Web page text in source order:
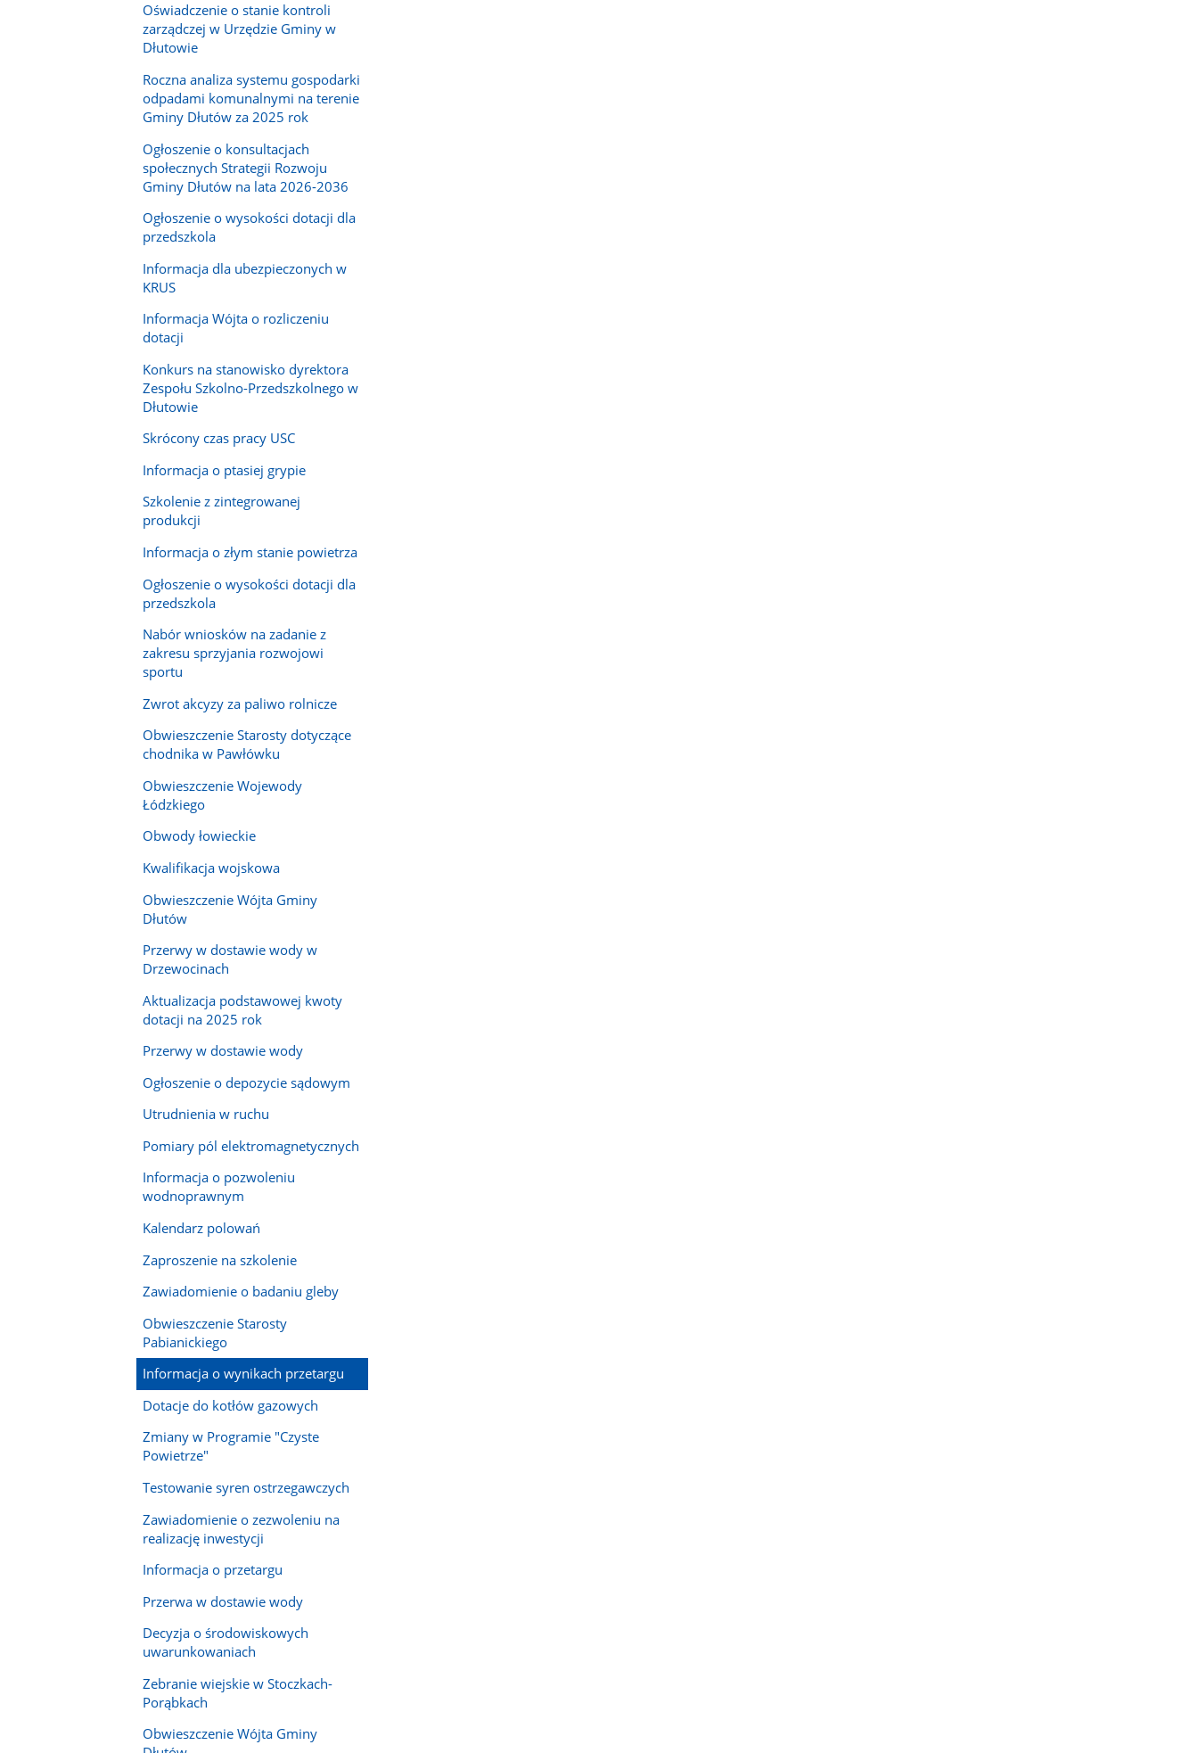
Oświadczenie o stanie kontroli
zarządczej w Urzędzie Gminy w
Dłutowie
Roczna analiza systemu gospodarki
odpadami komunalnymi na terenie
Gminy Dłutów za 2025 rok
Ogłoszenie o konsultacjach
społecznych Strategii Rozwoju
Gminy Dłutów na lata 2026-2036
Ogłoszenie o wysokości dotacji dla
przedszkola
Informacja dla ubezpieczonych w
KRUS
Informacja Wójta o rozliczeniu
dotacji
Konkurs na stanowisko dyrektora
Zespołu Szkolno-Przedszkolnego w
Dłutowie
Skrócony czas pracy USC
Informacja o ptasiej grypie
Szkolenie z zintegrowanej
produkcji
Informacja o złym stanie powietrza
Ogłoszenie o wysokości dotacji dla
przedszkola
Nabór wniosków na zadanie z
zakresu sprzyjania rozwojowi
sportu
Zwrot akcyzy za paliwo rolnicze
Obwieszczenie Starosty dotyczące
chodnika w Pawłówku
Obwieszczenie Wojewody
Łódzkiego
Obwody łowieckie
Kwalifikacja wojskowa
Obwieszczenie Wójta Gminy
Dłutów
Przerwy w dostawie wody w
Drzewocinach
Aktualizacja podstawowej kwoty
dotacji na 2025 rok
Przerwy w dostawie wody
Ogłoszenie o depozycie sądowym
Utrudnienia w ruchu
Pomiary pól elektromagnetycznych
Informacja o pozwoleniu
wodnoprawnym
Kalendarz polowań
Zaproszenie na szkolenie
Zawiadomienie o badaniu gleby
Obwieszczenie Starosty
Pabianickiego
Informacja o wynikach przetargu
Dotacje do kotłów gazowych
Zmiany w Programie "Czyste
Powietrze"
Testowanie syren ostrzegawczych
Zawiadomienie o zezwoleniu na
realizację inwestycji
Informacja o przetargu
Przerwa w dostawie wody
Decyzja o środowiskowych
uwarunkowaniach
Zebranie wiejskie w Stoczkach-
Porąbkach
Obwieszczenie Wójta Gminy